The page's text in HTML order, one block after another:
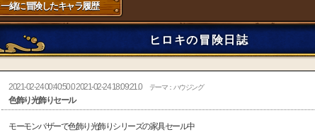
一緒に冒険したキャラ履歴
ヒロキの冒険日誌
2021-02-24 00:40:50.0 2021-02-24 18:09:21.0 テーマ：ハウジング
色飾り光飾りセール
モーモンバザーで色飾り光飾りシリーズの家具セール中